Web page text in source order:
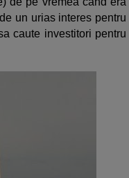
un urias interes pentru
caute investitori pentru